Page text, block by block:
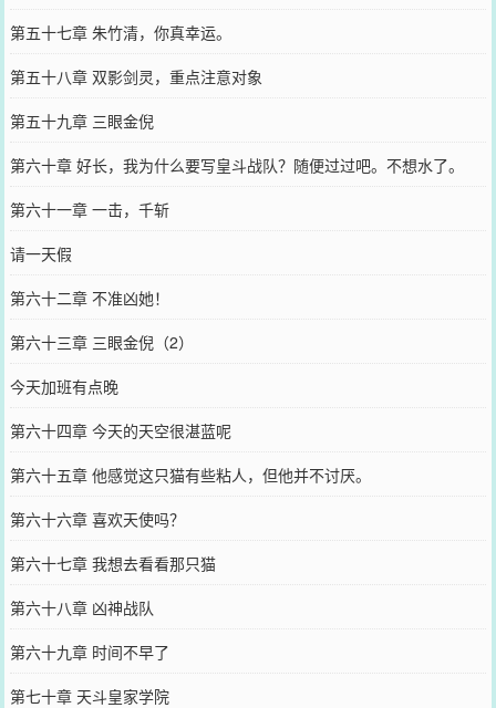
第五十七章 朱竹清，你真幸运。
第五十八章 双影剑灵，重点注意对象
第五十九章 三眼金倪
第六十章 好长，我为什么要写皇斗战队？随便过过吧。不想水了。
第六十一章 一击，千斩
请一天假
第六十二章 不准凶她！
第六十三章 三眼金倪（2）
今天加班有点晚
第六十四章 今天的天空很湛蓝呢
第六十五章 他感觉这只猫有些粘人，但他并不讨厌。
第六十六章 喜欢天使吗？
第六十七章 我想去看看那只猫
第六十八章 凶神战队
第六十九章 时间不早了
第七十章 天斗皇家学院